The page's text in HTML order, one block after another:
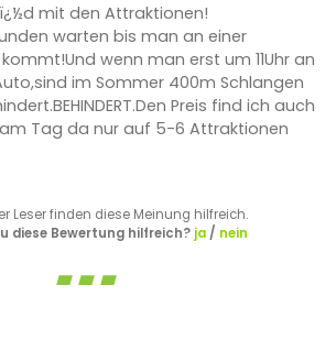
mit den Attraktionen!
warten bis man an einer
wenn man erst um 11Uhr an
im Sommer 400m Schlangen
Preis find ich auch
Tag da nur auf 5-6 Attraktionen
Leser finden diese Meinung hilfreich.
diese Bewertung hilfreich? ja/ nein